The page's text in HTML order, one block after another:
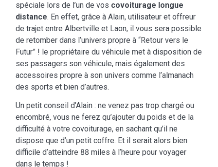
spéciale lors de l’un de vos covoiturage longue
distance. En effet, grâce à Alain, utilisateur et offreur
de trajet entre Albertville et Laon, il vous sera possible
de retomber dans l’univers propre à “Retour vers le
Futur” ! le propriétaire du véhicule met à disposition de
ses passagers son véhicule, mais également des
accessoires propre à son univers comme l’almanach
des sports et bien d’autres.
Un petit conseil d’Alain : ne venez pas trop chargé ou
encombré, vous ne ferez qu’ajouter du poids et de la
difficulté à votre covoiturage, en sachant qu’il ne
dispose que d’un petit coffre. Et il serait alors bien
difficile d’atteindre 88 miles à l’heure pour voyager
dans le temps !